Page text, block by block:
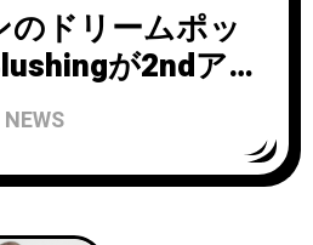
ドリームポッ
が2ndアル
』からRide
ドナーがミッ
リングを行った3
NEWS